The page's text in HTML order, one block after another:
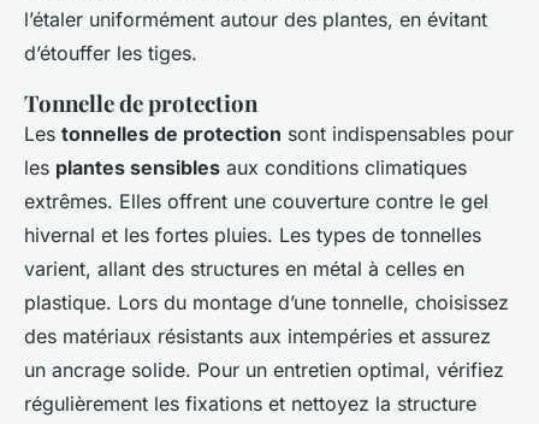
l’étaler uniformément autour des plantes, en évitant
d’étouffer les tiges.
Tonnelle de protection
Les tonnelles de protection sont indispensables pour
les plantes sensibles aux conditions climatiques
extrêmes. Elles offrent une couverture contre le gel
hivernal et les fortes pluies. Les types de tonnelles
varient, allant des structures en métal à celles en
plastique. Lors du montage d’une tonnelle, choisissez
des matériaux résistants aux intempéries et assurez
un ancrage solide. Pour un entretien optimal, vérifiez
régulièrement les fixations et nettoyez la structure